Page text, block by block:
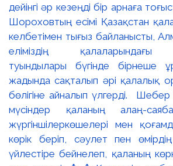
дейінгі әр кезеңді бір арнаға
Шороховтың есімі Қазақстан
келбетімен тығыз байланысты,
еліміздің қалаларындағы
туындылары бүгінде бірнеше
жадында сақталып әрі қалалық
бөлігіне айналып үлгерді.
мүсіндер қаланың алаң-
жүргіншілеркөшелері мен
көрік беріп, сәулет пен
үйлестіре бейнелеп, қаланың